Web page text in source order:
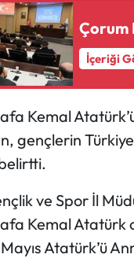
Çorum
İçeriği
Kemal
gençlerin
ve Spor İl
Kemal Atatürk
Atatürk’ü